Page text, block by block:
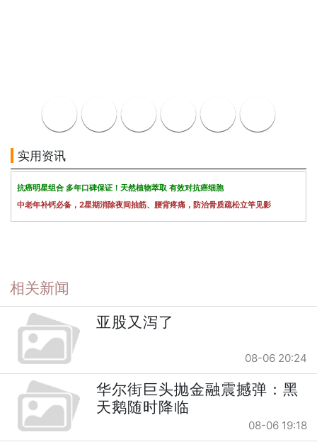
实用资讯
抗癌明星组合 多年口碑保证！天然植物萃取 有效对抗癌细胞
中老年补钙必备，2星期消除夜间抽筋、腰背疼痛，防治骨质疏松立竿见影
相关新闻
亚股又泻了
08-06 20:24
华尔街巨头抛金融震撼弹：黑
天鹅随时降临
08-06 19:18